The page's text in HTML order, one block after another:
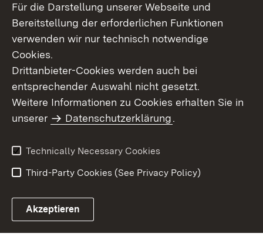
Site Map
Contact Us
Imprint
Data Protection
Accessibility
Für die Darstellung unserer Webseite und
Bereitstellung der erforderlichen Funktionen
verwenden wir nur technisch notwendige
Cookies.
Drittanbieter-Cookies werden auch bei
entsprechender Auswahl nicht gesetzt.
Weitere Informationen zu Cookies erhalten Sie in
unserer
Datenschutzerklärung.
Technically Necessary Cookies
Third-Party Cookies (See Privacy Policy)
Akzeptieren